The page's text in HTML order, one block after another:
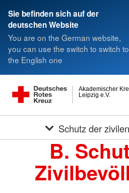
Sie befinden sich auf der
deutschen Website
You are on the German website,
you can use the switch to switch to
the English one
Leipzig e.V.
Akademischer
Schutz der
B.